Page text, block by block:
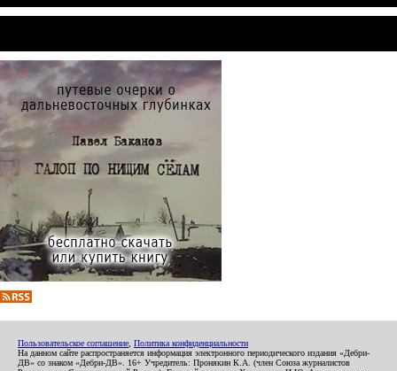
Пользовательское соглашение Политика конфиденциальности
На данном сайте распространяется информация электронного периодического издания «Дебри-
ДВ» со знаком «Дебри-ДВ». 16+ Учредитель: Пронякин К.А. (член Союза журналистов